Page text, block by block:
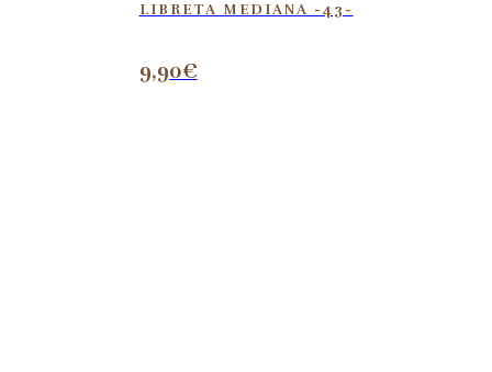
LIBRETA MEDIANA -43-
9,90€